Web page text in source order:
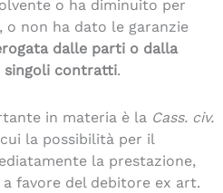
o ha diminuito per
non ha dato le garanzie
dalle parti o dalla
singoli contratti.
in materia è la Cass. civ.
la possibilità per il
la prestazione,
favore del debitore ex art.